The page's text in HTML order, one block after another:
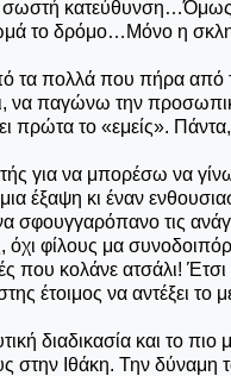
σωστή
ωμά το δρόμο…Μόνο η
τα πολλά που πήρα από
παγώνω την
πρώτα το «εμείς».
για να μπορέσω να
έξαψη κι έναν
σφουγγαρόπανο τις
όχι φίλους μα
που κολάνε ατσάλι!
έτοιμος να αντέξει το
διαδικασία και το
στην Ιθάκη. Την δύναμη